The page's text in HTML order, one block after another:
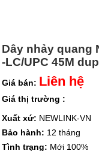
Dây nhảy quang
-LC/UPC 45M
Giá bán: Liên hệ
Giá thị trường :
Xuất xứ: NEWLINK-VN
Bảo hành: 12 tháng
Tình trạng: Mới 100%